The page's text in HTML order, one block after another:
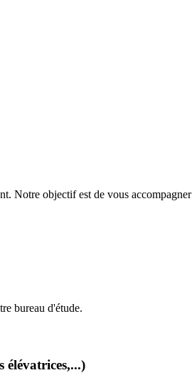
Notre objectif est de vous
bureau d'étude.
élévatrices,...)